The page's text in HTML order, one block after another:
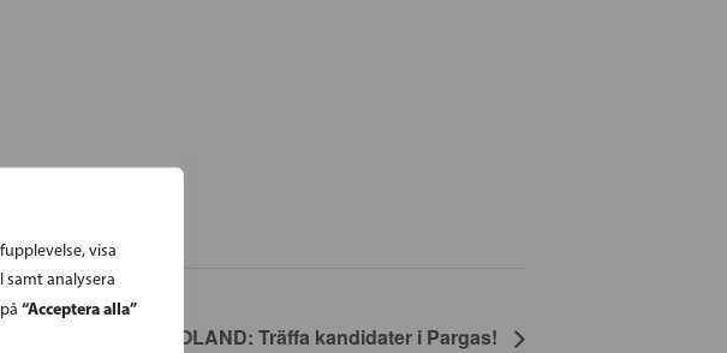
visa
samt analysera
“Acceptera alla”
ÅBOLAND: Träffa kandidater i Pargas!